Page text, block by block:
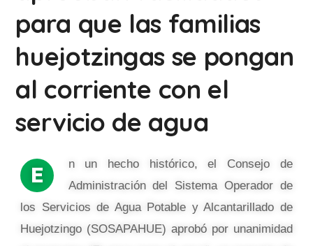
para que las familias
huejotzingas se pongan
al corriente con el
servicio de agua
E
n un hecho histórico, el Consejo de
Administración del Sistema Operador de
los Servicios de Agua Potable y Alcantarillado de
Huejotzingo (SOSAPAHUE) aprobó por unanimidad